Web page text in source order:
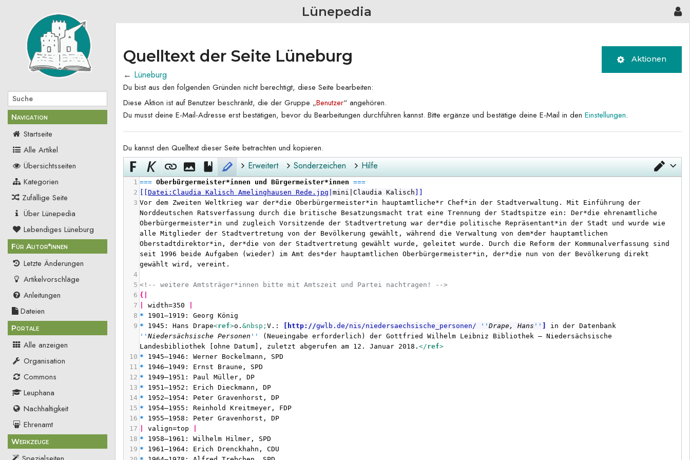
Lünepedia
Navigation
Startseite
Alle Artikel
Übersichtsseiten
Kategorien
Zufällige Seite
Über Lünepedia
Lebendiges Lüneburg
Für Autor*innen
Letzte Änderungen
Artikelvorschläge
Anleitungen
Dateien
Portale
Alle anzeigen
Organisation
Commons
Leuphana
Nachhaltigkeit
Ehrenamt
Werkzeuge
Aktionen
Quelltext der Seite Lüneburg
← Lüneburg
Du bist aus den folgenden Gründen nicht berechtigt, diese Seite bearbeiten:
Diese Aktion ist auf Benutzer beschränkt, die der Gruppe „Benutzer“ angehören.
Du musst deine E-Mail-Adresse erst bestätigen, bevor du Bearbeitungen durchführen kannst. Bitte ergänze und bestätige deine E-Mail in denEinstellungen.
Du kannst den Quelltext dieser Seite betrachten und kopieren.
Erweitert Sonderzeichen Hilfe
1 === Oberbürgermeister*innen und Bürgermeister*innen ===
2
[[Datei:Claudia Kalisch Amelinghausen Rede.jpg |mini|Claudia Kalisch
3 Vor dem Zweiten Weltkrieg war der*die Oberbürgermeister*in hauptamtliche*r Chef*in der Stadtverwaltung. Mit Einführung der
Norddeutschen Ratsverfassung durch die britische Besatzungsmacht trat eine Trennung der Stadtspitze ein: Der*die ehrenamtliche
Oberbürgermeister*in und zugleich Vorsitzende der Stadtvertretung war der*die politische Repräsentant*in der Stadt und wurde wie
alle Mitglieder der Stadtvertretung von der Bevölkerung gewählt, während die Verwaltung von dem*der hauptamtlichen
Oberstadtdirektor*in, der*die von der Stadtvertretung gewählt wurde, geleitet wurde. Durch die Reform der Kommunalverfassung sind
seit 1996 beide Aufgaben (wieder) im Amt des*der hauptamtlichen Oberbürgermeister*in, der*die nun von der Bevölkerung direkt
gewählt wird, vereint.
4
5 <!-- weitere Amtsträger*innen bitte mit Amtszeit und Partei nachtragen! -->
6 {|
7
| width=350
8 * 1901–1919: Georg König
9 * 1945: Hans Drape<ref>o.&nbsp;V.: http://gwlb.de/nis/niedersaechsische_personen/ ''Drape, Hans ''
''Niedersächsische Personen ''
(Neueingabe erforderlich) der Gottfried Wilhelm Leibniz Bibliothek – Niedersächsische
Landesbibliothek [ohne Datum], zuletzt abgerufen am 12. Januar 2018.</ref>
10 * 1945–1946: Werner Bockelmann, SPD
11 * 1946–1949: Ernst Braune, SPD
12 * 1949–1951: Paul Müller, DP
13 * 1951–1952: Erich Dieckmann, DP
14 * 1952–1954: Peter Gravenhorst, DP
15 * 1954–1955: Reinhold Kreitmeyer, FDP
16 * 1955–1958: Peter Gravenhorst, DP
17
| valign=top
18 * 1958–1961: Wilhelm Hilmer, SPD
19 * 1961–1964: Erich Drenckhahn, CDU